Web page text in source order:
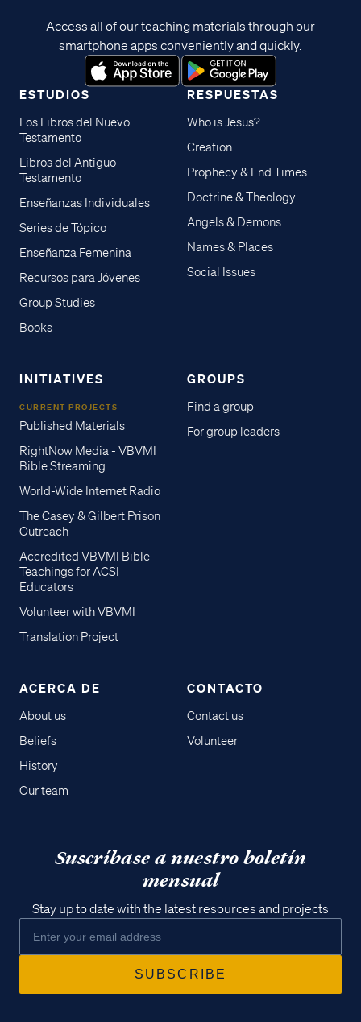
ESTUDIOS
Los Libros del Nuevo
Testamento
Libros del Antiguo
Testamento
Enseñanzas Individuales
Series de Tópico
Enseñanza Femenina
Recursos para Jóvenes
Group Studies
Books
RESPUESTAS
Who is Jesus?
Creation
Prophecy & End Times
Doctrine & Theology
Angels & Demons
Names & Places
Social Issues
INITIATIVES
CURRENT PROJECTS
Published Materials
RightNow Media - VBVMI
Bible Streaming
World-Wide Internet Radio
The Casey & Gilbert Prison
Outreach
Accredited VBVMI Bible
Teachings for ACSI
Educators
Volunteer with VBVMI
Translation Project
GROUPS
Find a group
For group leaders
ACERCA DE
About us
Beliefs
History
Our team
CONTACTO
Contact us
Volunteer
Access all of our teaching materials through our
smartphone apps conveniently and quickly.
Suscríbase a nuestro boletín
mensual
Stay up to date with the latest resources and projects